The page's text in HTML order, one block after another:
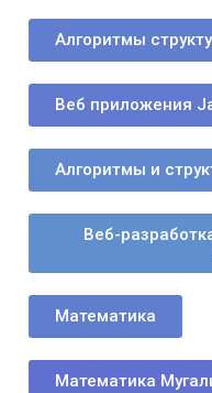
Алгоритмы
Веб приложения
Алгоритмы и
Веб-
Математика
Математика